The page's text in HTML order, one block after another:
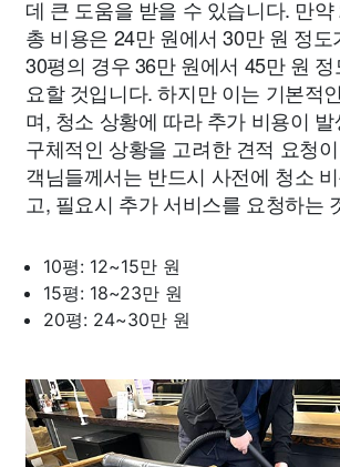
데 큰 도움을 받을 수 있습니다. 만
총 비용은 24만 원에서 30만 원 정도
30평의 경우 36만 원에서 45만 원
요할 것입니다. 하지만 이는 기본적
며, 청소 상황에 따라 추가 비용이
구체적인 상황을 고려한 견적 요청
객님들께서는 반드시 사전에 청소
고, 필요시 추가 서비스를 요청하는
10평: 12~15만 원
15평: 18~23만 원
20평: 24~30만 원